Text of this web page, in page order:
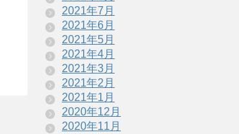
2021年7月
2021年6月
2021年5月
2021年4月
2021年3月
2021年2月
2021年1月
2020年12月
2020年11月